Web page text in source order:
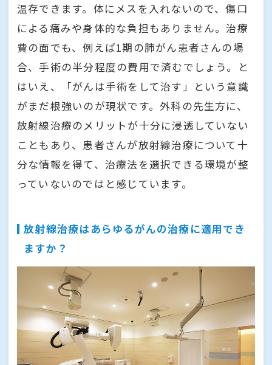
温存できます。体にメスを入れないので、傷口
による痛みや身体的な負担もありません。治療
費の面でも、例えば1期の肺がん患者さんの場
合、手術の半分程度の費用で済むでしょう。と
はいえ、「がんは手術をして治す」という意識
がまだ根強いのが現状です。外科の先生方に、
放射線治療のメリットが十分に浸透していない
こともあり、患者さんが放射線治療について十
分な情報を得て、治療法を選択できる環境が整
っていないのではと感じています。
放射線治療はあらゆるがんの治療に適用でき
ますか？